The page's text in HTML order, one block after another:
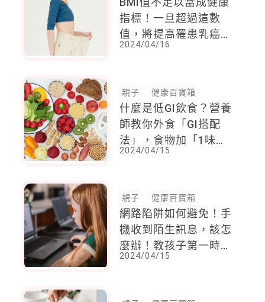
指標！一旦超過這數
值，將提高罹患乳癌、
大腸癌與子宮內膜癌機
2024/04/16
親子 健康百寶箱
什麼是低GI飲食？營養
師教你外食「GI搭配
法」，食物加「1味」
可降GI值
2024/04/15
親子 健康百寶箱
網路陷阱如何避免！手
機收到陌生訊息，該怎
麼辦！教孩子第一時間
該做什麼，才能自保
2024/04/15